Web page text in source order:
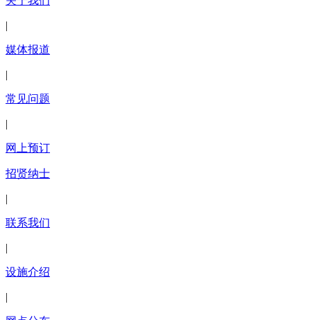
|
媒体报道
|
常见问题
|
网上预订
招贤纳士
|
联系我们
|
设施介绍
|